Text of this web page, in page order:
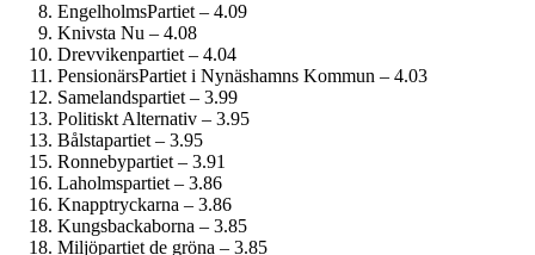
EngelholmsPartiet – 4.09
Knivsta Nu – 4.08
Drevvikenpartiet – 4.04
PensionärsPartiet i Nynäshamns Kommun – 4.03
Samelandspartiet – 3.99
Politiskt Alternativ – 3.95
Bålstapartiet – 3.95
Ronnebypartiet – 3.91
Laholmspartiet – 3.86
Knapptryckarna – 3.86
Kungsbackaborna – 3.85
Miljöpartiet de gröna – 3.85